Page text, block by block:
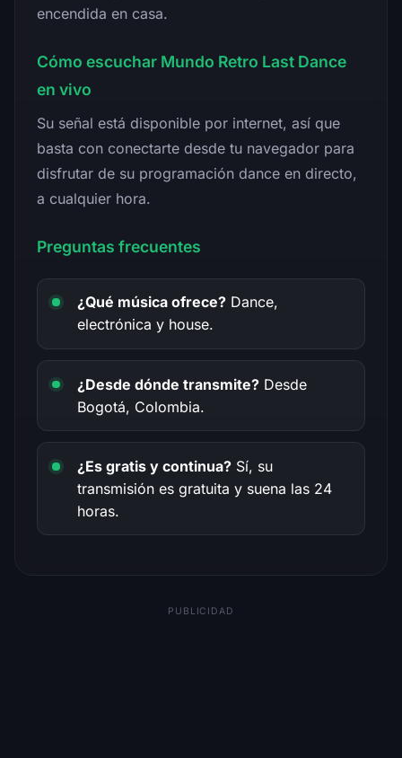
encendida en casa.
Cómo escuchar Mundo Retro Last Dance
en vivo
Su señal está disponible por internet, así que
basta con conectarte desde tu navegador para
disfrutar de su programación dance en directo,
a cualquier hora.
Preguntas frecuentes
¿Qué música ofrece? Dance,
electrónica y house.
¿Desde dónde transmite? Desde
Bogotá, Colombia.
¿Es gratis y continua? Sí, su
transmisión es gratuita y suena las 24
horas.
PUBLICIDAD